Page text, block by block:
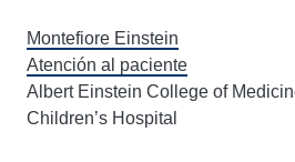
Montefiore Einstein
Atención al paciente
Albert Einstein College of
Children’s Hospital